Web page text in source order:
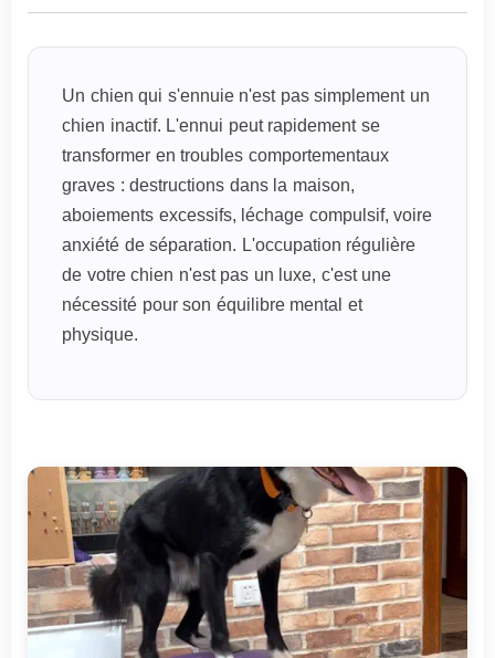
Un chien qui s'ennuie n'est pas simplement un
chien inactif. L'ennui peut rapidement se
transformer en troubles comportementaux
graves : destructions dans la maison,
aboiements excessifs, léchage compulsif, voire
anxiété de séparation. L'occupation régulière
de votre chien n'est pas un luxe, c'est une
nécessité pour son équilibre mental et
physique.